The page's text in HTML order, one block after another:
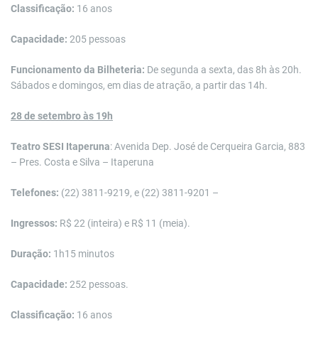
Classificação: 16 anos
Capacidade: 205 pessoas
Funcionamento da Bilheteria: De segunda a sexta, das 8h às 20h.
Sábados e domingos, em dias de atração, a partir das 14h.
28 de setembro às 19h
Teatro SESI Itaperuna: Avenida Dep. José de Cerqueira Garcia, 883
– Pres. Costa e Silva – Itaperuna
Telefones: (22) 3811-9219, e (22) 3811-9201 –
Ingressos: R$ 22 (inteira) e R$ 11 (meia).
Duração: 1h15 minutos
Capacidade: 252 pessoas.
Classificação: 16 anos